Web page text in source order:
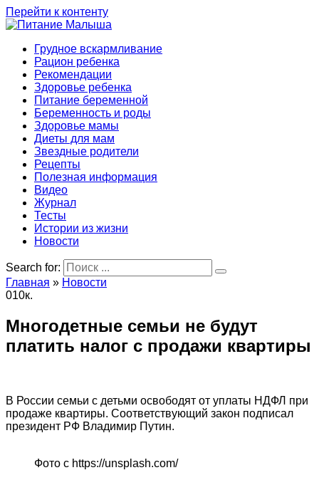
Перейти к контенту
Грудное вскармливание
Рацион ребенка
Рекомендации
Здоровье ребенка
Питание беременной
Беременность и роды
Здоровье мамы
Диеты для мам
Звездные родители
Рецепты
Полезная информация
Видео
Журнал
Тесты
Истории из жизни
Новости
Search for:
Главная » Новости
010к.
Многодетные семьи не будут
платить налог с продажи квартиры
В России семьи с детьми освободят от уплаты НДФЛ при
продаже квартиры. Соответствующий закон подписал
президент РФ Владимир Путин.
Фото с https://unsplash.com/